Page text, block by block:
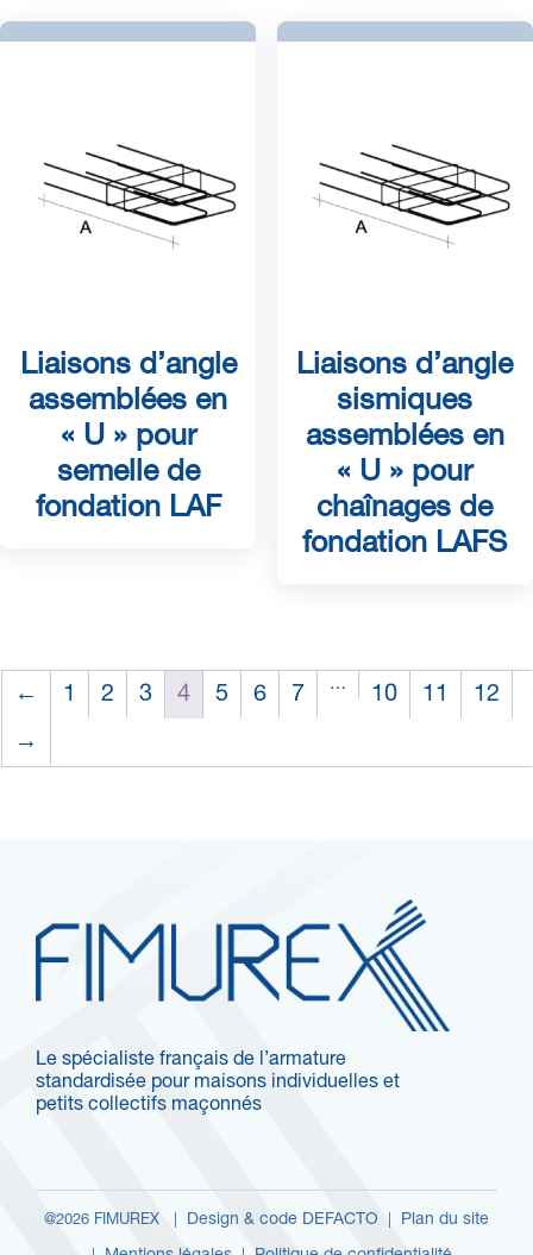
Liaisons d’angle
assemblées en
« U » pour
semelle de
fondation LAF
Liaisons d’angle
sismiques
assemblées en
« U » pour
chaînages de
fondation LAFS
← 1 2 3 4 5 6 7 … 10 11 12
→
Le spécialiste français de l’armature
standardisée pour maisons individuelles et
petits collectifs maçonnés
@2026 FIMUREX | Design & code DEFACTO Plan du site